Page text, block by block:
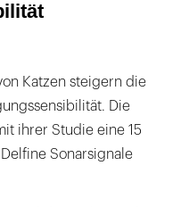
Katzen steigern die
Die
ihrer Studie eine 15
Sonarsignale